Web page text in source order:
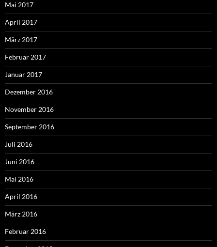
Mai 2017
April 2017
März 2017
Februar 2017
Januar 2017
Dezember 2016
November 2016
September 2016
Juli 2016
Juni 2016
Mai 2016
April 2016
März 2016
Februar 2016